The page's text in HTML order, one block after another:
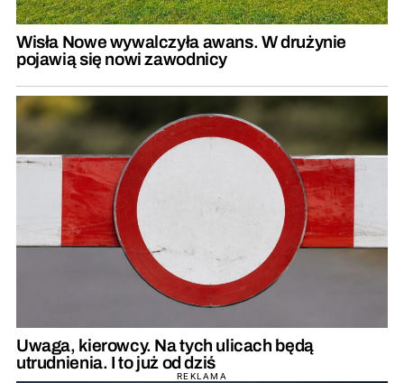
Wisła Nowe wywalczyła awans. W drużynie
pojawią się nowi zawodnicy
Uwaga, kierowcy. Na tych ulicach będą
utrudnienia. I to już od dziś
REKLAMA